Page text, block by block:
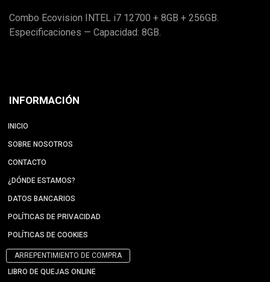
Combo Ecovision INTEL i7 12700 + 8GB + 256GB.
Especificaciones — Capacidad: 8GB.
INFORMACIÓN
INICIO
SOBRE NOSOTROS
CONTACTO
¿DÓNDE ESTAMOS?
DATOS BANCARIOS
POLÍTICAS DE PRIVACIDAD
POLÍTICAS DE COOKIES
ARREPENTIMIENTO DE COMPRA
LIBRO DE QUEJAS ONLINE